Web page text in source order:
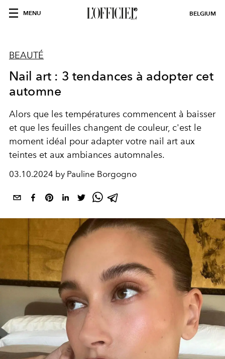
MENU BELGIUM
BEAUTÉ
Nail art : 3 tendances à adopter cet
automne
Alors que les températures commencent à baisser
et que les feuilles changent de couleur, c'est le
moment idéal pour adapter votre nail art aux
teintes et aux ambiances automnales.
03.10.2024 by Pauline Borgogno